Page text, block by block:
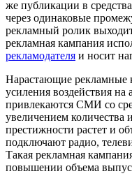
же публикации в
через одинаковые
рекламный ролик
рекламная кампания
рекламодателя и носит
Нарастающие рекламные
усиления воздействия
привлекаются СМИ со
увеличением
престижности растет и
подключают радио,
Такая рекламная
повышении объема